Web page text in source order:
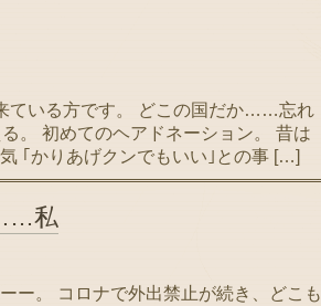
ている方です。 どこの国だか……忘れ
。 初めてのヘアドネーション。 昔は
｢かりあげクンでもいい｣との事 […]
私
ー。 コロナで外出禁止が続き、どこも